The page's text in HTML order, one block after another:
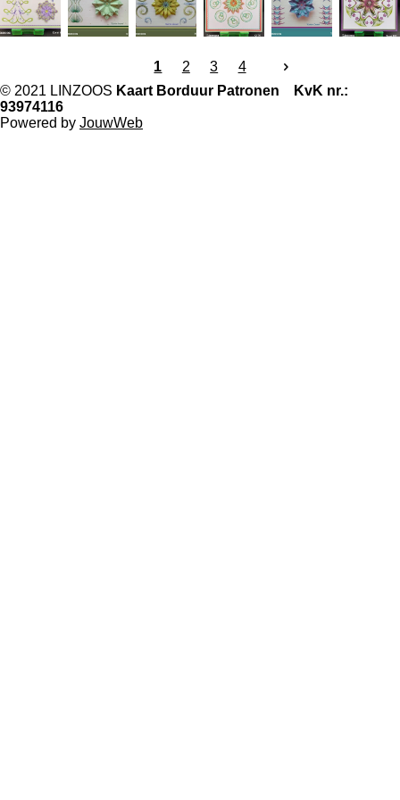
1 2 3
4
© 2021 LINZOOS Kaart Borduur Patronen KvK nr.:
93974116
Powered by JouwWeb